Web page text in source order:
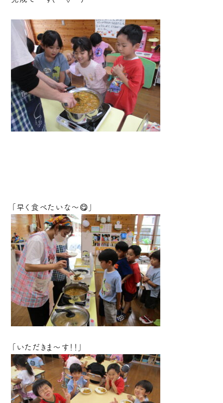
「早く食べたいな～😋」
「いただきま～す！！」